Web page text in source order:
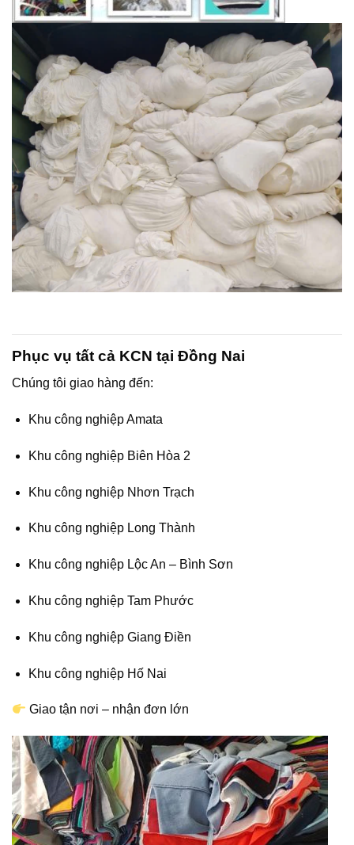
Phục vụ tất cả KCN tại Đồng Nai
Chúng tôi giao hàng đến:
Khu công nghiệp Amata
Khu công nghiệp Biên Hòa 2
Khu công nghiệp Nhơn Trạch
Khu công nghiệp Long Thành
Khu công nghiệp Lộc An – Bình Sơn
Khu công nghiệp Tam Phước
Khu công nghiệp Giang Điền
Khu công nghiệp Hố Nai
Giao tận nơi – nhận đơn lớn